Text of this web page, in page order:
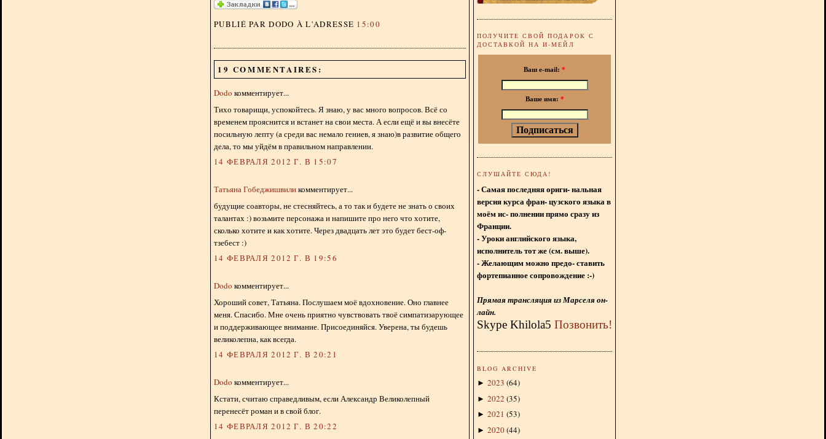
PUBLIÉ PAR DODO À L'ADRESSE 15:00
19 COMMENTAIRES:
Dodo комментирует...
Тихо товарищи, успокойтесь. Я знаю, у вас много вопросов. Всё со
временем прояснится и встанет на свои места. А если ещё и вы внесёте
посильную лепту (а среди вас немало гениев, я знаю)в развитие общего
дела, то мы уйдём в правильном направлении.
14 ФЕВРАЛЯ 2012 Г. В 15:07
Татьяна Гобеджишвиликомментирует...
будущие соавторы, не стесняйтесь, а то так и будете не знать о своих
талантах :) возьмите персонажа и напишите про него что хотите,
сколько хотите и как хотите. Через двадцать лет это будет бест-оф-
тзебест :)
14 ФЕВРАЛЯ 2012 Г. В 19:56
Dodo комментирует...
Хороший совет, Татьяна. Послушаем моё вдохновение. Оно главнее
меня. Спасибо. Мне очень приятно чувствовать твоё симпатизарующее
и поддерживающее внимание. Присоединяйся. Уверена, ты будешь
великолепна, как всегда.
14 ФЕВРАЛЯ 2012 Г. В 20:21
Dodo комментирует...
Кстати, считаю справедливым, если Александр Великолепный
перенесёт роман и в свой блог.
14 ФЕВРАЛЯ 2012 Г. В 20:22
ПОЛУЧИТЕ СВОЙ ПОДАРОК С
ДОСТАВКОЙ НА И-МЕЙЛ
Ваш e-mail: *
Ваше имя: *
СЛУШАЙТЕ СЮДА!
- Самая последняя ориги- нальная
версия курса фран- цузского языка в
моём ис- полнении прямо сразу из
Франции.
- Уроки английского языка,
исполнитель тот же (см. выше).
- Желающим можно предо- ставить
фортепианное сопровождение :-)
Прямая трансляция из Марселя он-
лайн.
Skype Khilola5 Позвонить!
BLOG ARCHIVE
► 2023 (64)
► 2022 (35)
► 2021 (53)
► 2020(44)